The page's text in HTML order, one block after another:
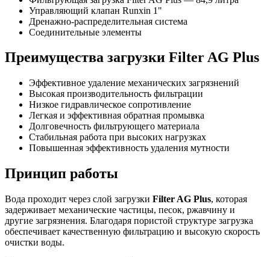
Управляющий клапан Runxin 1"
Дренажно-распределительная система
Соединительные элементы
Преимущества загрузки Filter AG Plus
Эффективное удаление механических загрязнений
Высокая производительность фильтрации
Низкое гидравлическое сопротивление
Легкая и эффективная обратная промывка
Долговечность фильтрующего материала
Стабильная работа при высоких нагрузках
Повышенная эффективность удаления мутности
Принцип работы
Вода проходит через слой загрузки Filter AG Plus, которая
задерживает механические частицы, песок, ржавчину и
другие загрязнения. Благодаря пористой структуре загрузка
обеспечивает качественную фильтрацию и высокую скорость
очистки воды.